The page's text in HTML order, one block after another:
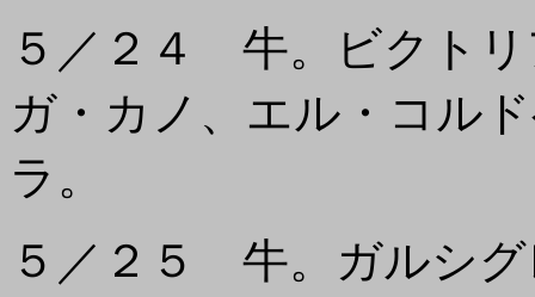
５／２４ 牛。ビクト
ガ・カノ、エル・コル
ラ。
５／２５ 牛。ガルシ